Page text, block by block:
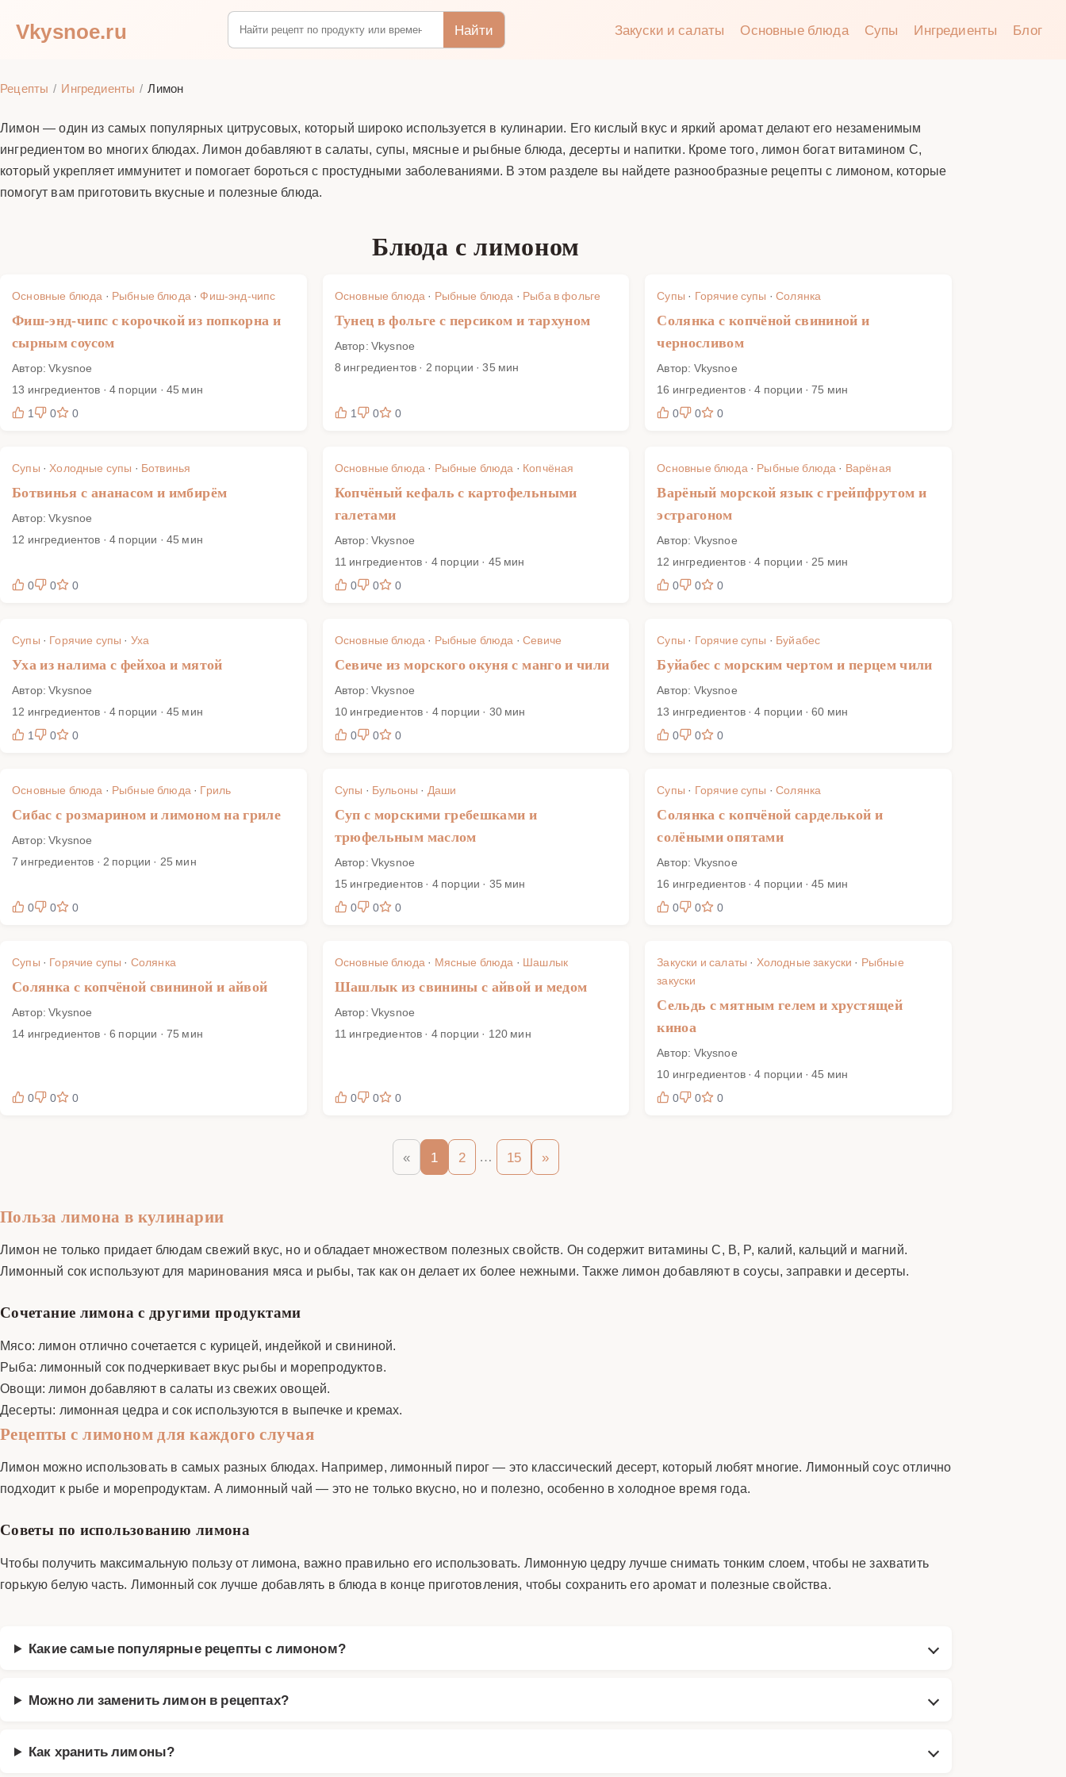
Vkysnoe.ru Найти Закуски и салаты Основные блюда Супы Ингредиенты Блог
Рецепты Ингредиенты Лимон
Лимон — один из самых популярных цитрусовых, который широко используется в кулинарии. Его кислый вкус и яркий аромат делают его незаменимым
ингредиентом во многих блюдах. Лимон добавляют в салаты, супы, мясные и рыбные блюда, десерты и напитки. Кроме того, лимон богат витамином C,
который укрепляет иммунитет и помогает бороться с простудными заболеваниями. В этом разделе вы найдете разнообразные рецепты с лимоном, которые
помогут вам приготовить вкусные и полезные блюда.
Блюда с лимоном
Основные блюда · Рыбные блюда· Фиш-энд-чипс
Фиш-энд-чипс с корочкой из попкорна и
сырным соусом
Автор: Vkysnoe
13 ингредиентов · 4 порции · 45 мин
1
0 0
Основные блюда · Рыбные блюда · Рыба в фольге
Тунец в фольге с персиком и тархуном
Автор: Vkysnoe
8 ингредиентов · 2 порции · 35 мин
1 0 0
Супы · Горячие супы ·Солянка
Солянка с копчёной свининой и
черносливом
Автор: Vkysnoe
16 ингредиентов · 4 порции · 75 мин
0
0 0
Супы ·Холодные супы · Ботвинья
Ботвинья с ананасом и имбирём
Автор: Vkysnoe
12 ингредиентов · 4 порции · 45 мин
0 0 0
Основные блюда · Рыбные блюда · Копчёная
Копчёный кефаль с картофельными
галетами
Автор: Vkysnoe
11 ингредиентов · 4 порции · 45 мин
0
0 0
Основные блюда· Рыбные блюда · Варёная
Варёный морской язык с грейпфрутом и
эстрагоном
Автор: Vkysnoe
12 ингредиентов · 4 порции · 25 мин
0
0 0
Супы · Горячие супы · Уха
Уха из налима с фейхоа и мятой
Автор: Vkysnoe
12 ингредиентов · 4 порции · 45 мин
1
0 0
Основные блюда · Рыбные блюда ·Севиче
Севиче из морского окуня с манго и чили
Автор: Vkysnoe
10 ингредиентов · 4 порции · 30 мин
0
0 0
Супы · Горячие супы · Буйабес
Буйабес с морским чертом и перцем чили
Автор: Vkysnoe
13 ингредиентов · 4 порции · 60 мин
0
0 0
Основные блюда · Рыбные блюда· Гриль
Сибас с розмарином и лимоном на гриле
Автор: Vkysnoe
7 ингредиентов · 2 порции · 25 мин
0 0 0
Супы · Бульоны · Даши
Суп с морскими гребешками и
трюфельным маслом
Автор: Vkysnoe
15 ингредиентов · 4 порции · 35 мин
0
0 0
Супы · Горячие супы ·Солянка
Солянка с копчёной сарделькой и
солёными опятами
Автор: Vkysnoe
16 ингредиентов · 4 порции · 45 мин
0
0 0
Супы · Горячие супы · Солянка
Солянка с копчёной свининой и айвой
Автор: Vkysnoe
14 ингредиентов · 6 порции · 75 мин
0 0 0
Основные блюда · Мясные блюда · Шашлык
Шашлык из свинины с айвой и медом
Автор: Vkysnoe
11 ингредиентов · 4 порции · 120 мин
0 0 0
Закуски и салаты · Холодные закуски · Рыбные
закуски
Сельдь с мятным гелем и хрустящей
киноа
Автор: Vkysnoe
10 ингредиентов · 4 порции · 45 мин
0
0 0
« 1 2 … 15 »
Польза лимона в кулинарии
Лимон не только придает блюдам свежий вкус, но и обладает множеством полезных свойств. Он содержит витамины C, B, P, калий, кальций и магний.
Лимонный сок используют для маринования мяса и рыбы, так как он делает их более нежными. Также лимон добавляют в соусы, заправки и десерты.
Сочетание лимона с другими продуктами
Мясо: лимон отлично сочетается с курицей, индейкой и свининой.
Рыба: лимонный сок подчеркивает вкус рыбы и морепродуктов.
Овощи: лимон добавляют в салаты из свежих овощей.
Десерты: лимонная цедра и сок используются в выпечке и кремах.
Рецепты с лимоном для каждого случая
Лимон можно использовать в самых разных блюдах. Например, лимонный пирог — это классический десерт, который любят многие. Лимонный соус отлично
подходит к рыбе и морепродуктам. А лимонный чай — это не только вкусно, но и полезно, особенно в холодное время года.
Советы по использованию лимона
Чтобы получить максимальную пользу от лимона, важно правильно его использовать. Лимонную цедру лучше снимать тонким слоем, чтобы не захватить
горькую белую часть. Лимонный сок лучше добавлять в блюда в конце приготовления, чтобы сохранить его аромат и полезные свойства.
Какие самые популярные рецепты с лимоном?
Можно ли заменить лимон в рецептах?
Как хранить лимоны?